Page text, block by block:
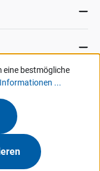
an Industrie, Handel,
• 27318 Hoya
eine bestmögliche
...